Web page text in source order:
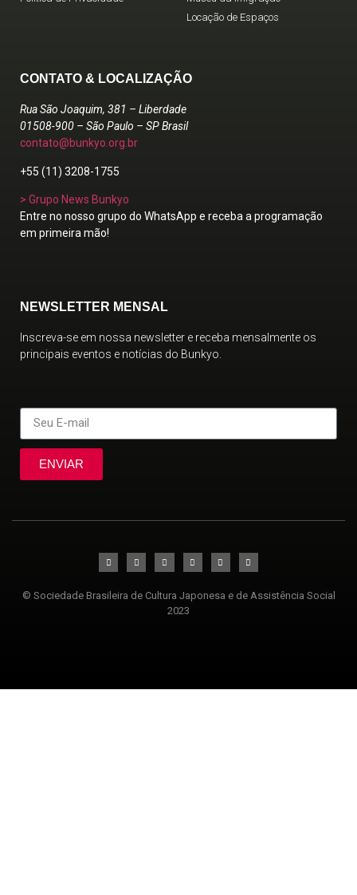
Locação de Espaços
CONTATO & LOCALIZAÇÃO
Rua São Joaquim, 381 – Liberdade
01508-900 – São Paulo – SP Brasil
contato@bunkyo.org.br
+55 (11) 3208-1755
> Grupo News Bunkyo
Entre no nosso grupo do WhatsApp e receba a programação
em primeira mão!
NEWSLETTER MENSAL
Inscreva-se em nossa newsletter e receba mensalmente os
principais eventos e notícias do Bunkyo.
ENVIAR
© Sociedade Brasileira de Cultura Japonesa e de Assistência Social
2023